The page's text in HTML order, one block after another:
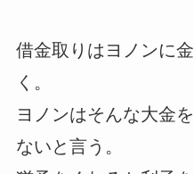
借金取りはヨノンに
く。
ヨノンはそんな大金
ないと言う。